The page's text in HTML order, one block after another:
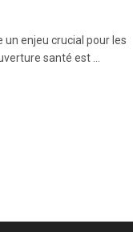
enjeu crucial pour les
santé est ...